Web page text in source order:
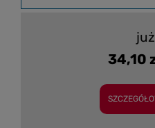
34,10